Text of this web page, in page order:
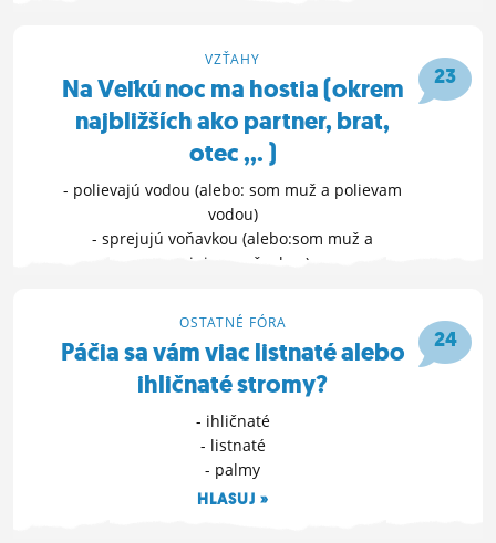
23
VZŤAHY
Na Veľkú noc ma hostia (okrem
najbližších ako partner, brat,
otec ,,. )
- polievajú vodou (alebo: som muž a polievam
vodou)
- sprejujú voňavkou (alebo:som muž a
sprejujem voňavkou)
osprejujú voňavkou
ĎALŠIE MOŽNOSTI »
17. 4. 2022 15:36
24
OSTATNÉ FÓRA
Páčia sa vám viac listnaté alebo
ihličnaté stromy?
- ihličnaté
- listnaté
- palmy
HLASUJ »